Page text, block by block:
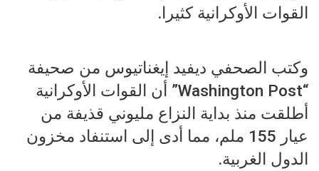
القوات الأوكرانية كثيرا.
وكتب الصحفي ديفيد إيغناتيوس من صحيفة
“Washington Post” أن القوات الأوكرانية
أطلقت منذ بداية النزاع مليوني قذيفة من
عيار 155 ملم، مما أدى إلى استنفاد مخزون
الدول الغربية.